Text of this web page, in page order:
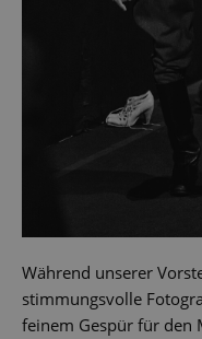
Während unserer
stimmungsvolle
feinem Gespür für den